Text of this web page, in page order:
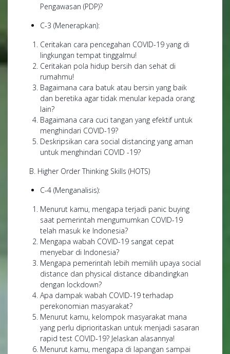
Pengawasan (PDP)?
C-3 (Menerapkan):
Ceritakan cara pencegahan COVID-19 yang di
lingkungan tempat tinggalmu!
Ceritakan pola hidup bersih dan sehat di
rumahmu!
Bagaimana cara batuk atau bersin yang baik
dan beretika agar tidak menular kepada orang
lain?
Bagaimana cara cuci tangan yang efektif untuk
menghindari COVID-19?
Deskripsikan cara social distancing yang aman
untuk menghindari COVID -19?
B. Higher Order Thinking Skills (HOTS)
C-4 (Menganalisis):
Menurut kamu, mengapa terjadi panic buying
saat pemerintah mengumumkan COVID-19
telah masuk ke Indonesia?
Mengapa wabah COVID-19 sangat cepat
menyebar di Indonesia?
Mengapa pemerintah lebih memilih upaya social
distance dan physical distance dibandingkan
dengan lockdown?
Apa dampak wabah COVID-19 terhadap
perekonomian masyarakat?
Menurut kamu, kelompok masyarakat mana
yang perlu diprioritaskan untuk menjadi sasaran
rapid test COVID-19? Jelaskan alasannya!
Menurut kamu, mengapa di lapangan sampai